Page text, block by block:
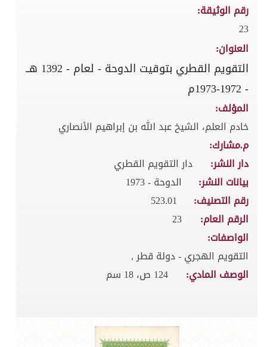
رقم الوثيقة:
23
العنوان:
التقويم القطري بتوقيت الدوحة - لعام - 1392 هــ
- 1972-1973م
المؤلف:
خادم العلم، الشيخ عبد الله بن إبراهيم الأنصاري
م.مشارك:
دار النشر:
دار التقويم القطري
بيانات النشر:
الدوحة - 1973
رقم التصنيف:
523.01
الرقم العام:
23
الواصفات:
التقويم الهجري - دولة قطر ,
الوصف المادي:
124 ص، 18 سم